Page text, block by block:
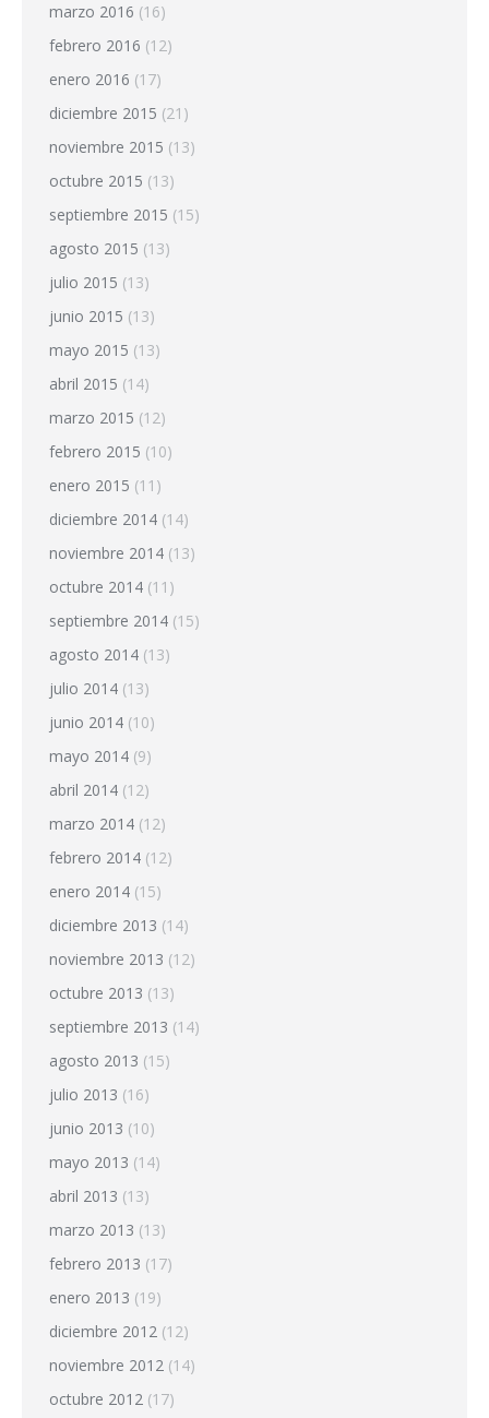
marzo 2016 (16)
febrero 2016 (12)
enero 2016 (17)
diciembre 2015 (21)
noviembre 2015 (13)
octubre 2015 (13)
septiembre 2015 (15)
agosto 2015 (13)
julio 2015 (13)
junio 2015 (13)
mayo 2015 (13)
abril 2015 (14)
marzo 2015 (12)
febrero 2015 (10)
enero 2015 (11)
diciembre 2014 (14)
noviembre 2014 (13)
octubre 2014 (11)
septiembre 2014 (15)
agosto 2014 (13)
julio 2014 (13)
junio 2014 (10)
mayo 2014 (9)
abril 2014 (12)
marzo 2014 (12)
febrero 2014 (12)
enero 2014 (15)
diciembre 2013 (14)
noviembre 2013 (12)
octubre 2013 (13)
septiembre 2013 (14)
agosto 2013 (15)
julio 2013 (16)
junio 2013 (10)
mayo 2013 (14)
abril 2013 (13)
marzo 2013 (13)
febrero 2013 (17)
enero 2013 (19)
diciembre 2012 (12)
noviembre 2012 (14)
octubre 2012 (17)